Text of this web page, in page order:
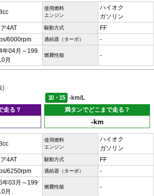
使用燃料
エンジン
ハイオク
ガソリン
4AT 駆動方式 FF
6000rpm 過給器（ターボ） -
年04月～199
月
燃費性能 -
)
10・15
-km/L
走る？
満タンでどこまで走る？
-km
使用燃料
エンジン
ハイオク
ガソリン
4AT 駆動方式 FF
6250rpm 過給器（ターボ） -
年03月～199
月
燃費性能 -